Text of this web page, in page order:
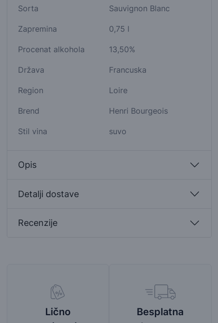
Sorta Sauvignon Blanc
Zapremina 0,75 l
Procenat alkohola 13,50%
Država Francuska
Region Loire
Brend Henri Bourgeois
Stil vina suvo
Opis
Detalji dostave
Recenzije
Lično
Besplatna